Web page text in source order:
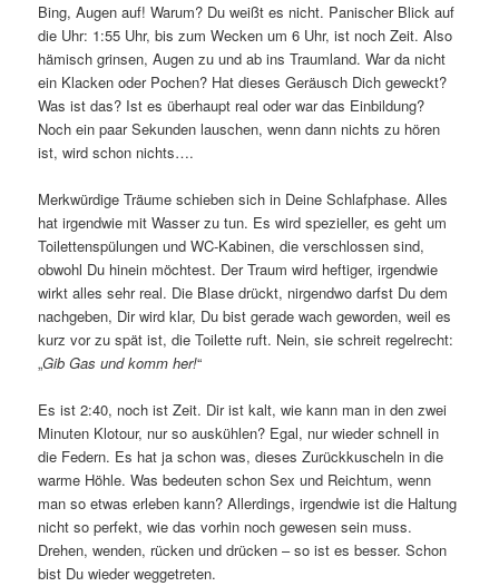
Bing, Augen auf! Warum? Du weißt es nicht. Panischer Blick auf
die Uhr: 1:55 Uhr, bis zum Wecken um 6 Uhr, ist noch Zeit. Also
hämisch grinsen, Augen zu und ab ins Traumland. War da nicht
ein Klacken oder Pochen? Hat dieses Geräusch Dich geweckt?
Was ist das? Ist es überhaupt real oder war das Einbildung?
Noch ein paar Sekunden lauschen, wenn dann nichts zu hören
ist, wird schon nichts….
Merkwürdige Träume schieben sich in Deine Schlafphase. Alles
hat irgendwie mit Wasser zu tun. Es wird spezieller, es geht um
Toilettenspülungen und WC-Kabinen, die verschlossen sind,
obwohl Du hinein möchtest. Der Traum wird heftiger, irgendwie
wirkt alles sehr real. Die Blase drückt, nirgendwo darfst Du dem
nachgeben, Dir wird klar, Du bist gerade wach geworden, weil es
kurz vor zu spät ist, die Toilette ruft. Nein, sie schreit regelrecht:
„Gib Gas und komm her!“
Es ist 2:40, noch ist Zeit. Dir ist kalt, wie kann man in den zwei
Minuten Klotour, nur so auskühlen? Egal, nur wieder schnell in
die Federn. Es hat ja schon was, dieses Zurückkuscheln in die
warme Höhle. Was bedeuten schon Sex und Reichtum, wenn
man so etwas erleben kann? Allerdings, irgendwie ist die Haltung
nicht so perfekt, wie das vorhin noch gewesen sein muss.
Drehen, wenden, rücken und drücken – so ist es besser. Schon
bist Du wieder weggetreten.